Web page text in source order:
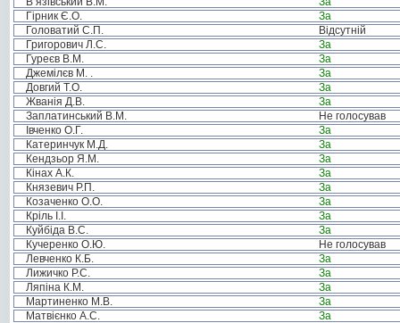
Гірник Є.О.
За
Головатий С.П.
Відсутній
Григорович Л.С.
За
Гуреєв В.М.
За
Джемілєв М. .
За
Довгий Т.О.
За
Жванія Д.В.
За
Заплатинський В.М.
Не голосував
Івченко О.Г.
За
Катеринчук М.Д.
За
Кендзьор Я.М.
За
Кінах А.К.
За
Князевич Р.П.
За
Козаченко О.О.
За
Кріль І.І.
За
Куйбіда В.С.
За
Кучеренко О.Ю.
Не голосував
Левченко К.Б.
За
Лижичко Р.С.
За
Ляпіна К.М.
За
Мартиненко М.В.
За
Матвієнко А.С.
За